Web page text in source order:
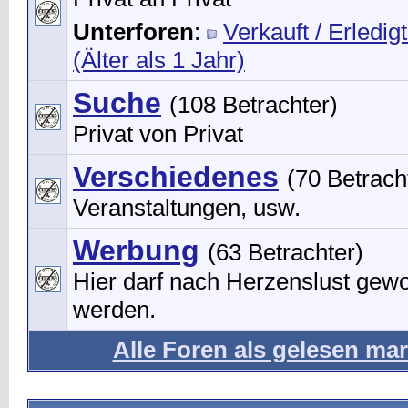
Unterforen:
Verkauft /
(Älter als 1 Jahr)
Suche (108 Betrachter)
Privat von Privat
Verschiedenes (70
Veranstaltungen, usw.
Werbung (63 Betrachter)
Hier darf nach Herzenslust
werden.
Alle Foren als gelesen